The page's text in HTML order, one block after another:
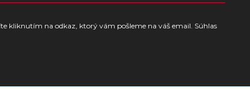
kliknutím na odkaz, ktorý vám pošleme na váš email. Súhlas